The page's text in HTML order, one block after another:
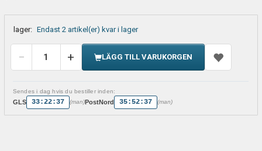
lager: Endast 2 artikel(er) kvar i lager
LÄGG TILL VARUKORGEN
Sendes i dag hvis du bestiller inden:
GLS 33:22:37 (man)PostNord 35:52:37 (man)